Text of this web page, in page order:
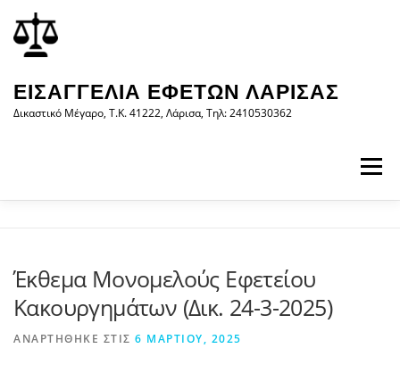
περιεχόμενο
στο
περιεχόμενο
ΕΙΣΑΓΓΕΛΊΑ ΕΦΕΤΏΝ ΛΆΡΙΣΑΣ
Δικαστικό Μέγαρο, Τ.Κ. 41222, Λάρισα, Τηλ: 2410530362
Μενού
ΝΈΑ/ΑΝΑΚΟΙΝΏΣΕΙΣ ΈΝΤΥΠΑ
Έκθεμα Μονομελούς Εφετείου
Κακουργημάτων (Δικ. 24-3-2025)
ΑΝΑΡΤΉΘΗΚΕ ΣΤΙΣ 6 ΜΑΡΤΊΟΥ, 2025